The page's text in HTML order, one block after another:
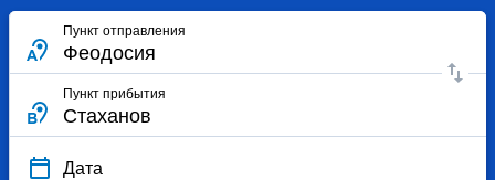
Пункт отправления
Пункт прибытия
Дата